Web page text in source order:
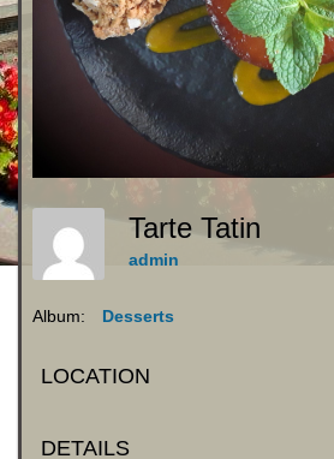
Tarte Tatin
admin
Album: Desserts
LOCATION
DETAILS